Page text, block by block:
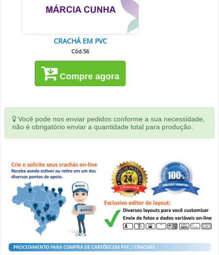
CRACHÁ EM PVC
Cód.56
Compre agora
Você pode nos enviar pedidos conforme a sua necessidade,
não é obrigatório enviar a quantidade total para produção.